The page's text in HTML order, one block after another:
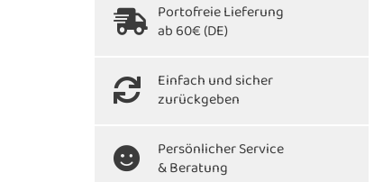
Portofreie Lieferung
ab 60€ (DE)
Einfach und sicher
zurückgeben
Persönlicher Service
& Beratung